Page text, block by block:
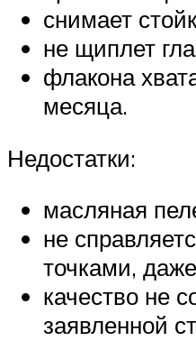
снимает
не щиплет
флакона
месяца.
Недостатки:
масляная
не
точками,
качество не
заявленной